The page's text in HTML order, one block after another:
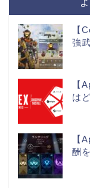
【
強
【
は
【
酬